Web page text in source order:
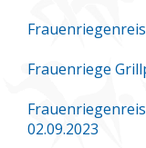
Frauenriege
02.09.2023